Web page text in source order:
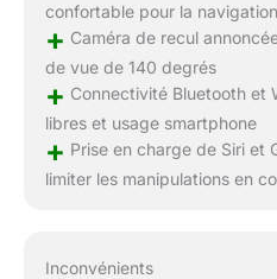
confortable pour la navigation
+ Caméra de recul
de vue de 140 degrés
+ Connectivité Bluetooth et
libres et usage smartphone
+ Prise en charge de Siri et
limiter les manipulations en
Inconvénients